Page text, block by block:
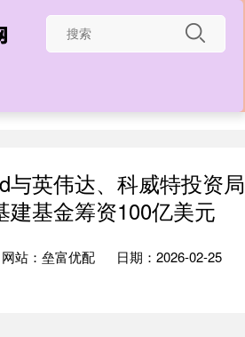
与英伟达、科威特投资局
建基金筹资100亿美元
网站：垒富优配
日期：2026-02-25